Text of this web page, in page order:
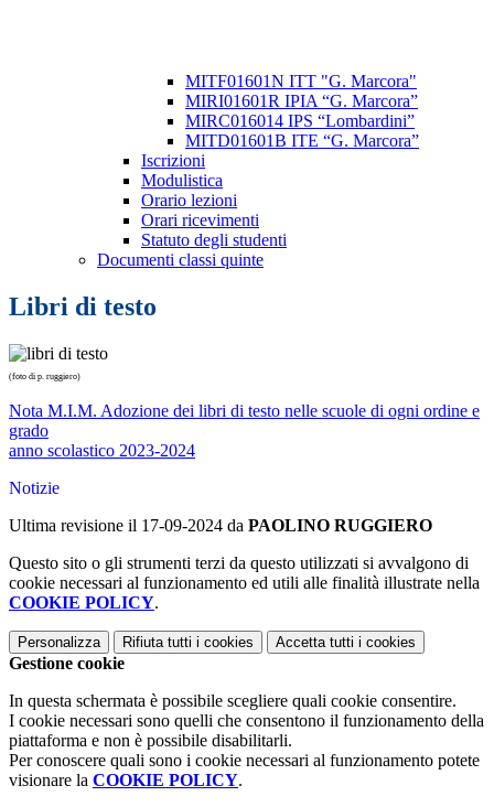
MITF01601N ITT "G. Marcora"
MIRI01601R IPIA “G. Marcora”
MIRC016014 IPS “Lombardini”
MITD01601B ITE “G. Marcora”
Iscrizioni
Modulistica
Orario lezioni
Orari ricevimenti
Statuto degli studenti
Documenti classi quinte
Libri di testo
(foto di p. ruggiero)
Nota M.I.M. Adozione dei libri di testo nelle scuole di ogni ordine e
grado
anno scolastico 2023-2024
Notizie
Ultima revisione il 17-09-2024 da PAOLINO RUGGIERO
Questo sito o gli strumenti terzi da questo utilizzati si avvalgono di
cookie necessari al funzionamento ed utili alle finalità illustrate nella
COOKIE POLICY.
Personalizza Rifiuta tutti i cookies Accetta tutti i cookies
Gestione cookie
In questa schermata è possibile scegliere quali cookie consentire.
I cookie necessari sono quelli che consentono il funzionamento della
piattaforma e non è possibile disabilitarli.
Per conoscere quali sono i cookie necessari al funzionamento potete
visionare la COOKIE POLICY.